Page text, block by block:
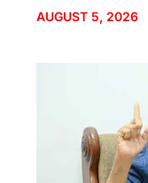
AUGUST 5, 2026